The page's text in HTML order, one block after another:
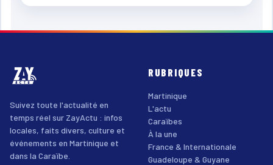
Suivez toute l'actualité en
temps réel sur ZayActu : infos
locales, faits divers, culture et
événements en Martinique et
dans la Caraïbe.
RUBRIQUES
Martinique
L'actu
Caraïbes
À la une
France & Internationale
Guadeloupe & Guyane